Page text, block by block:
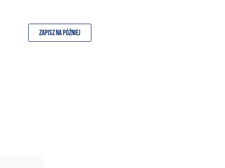
Zapisz na później